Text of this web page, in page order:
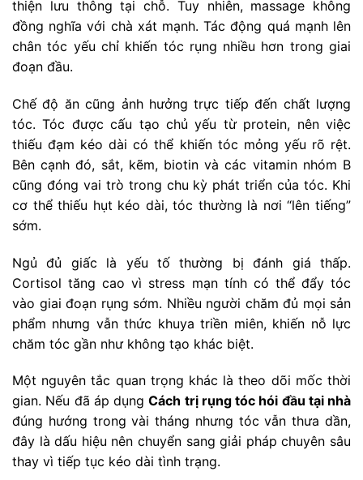
thiện lưu thông tại chỗ. Tuy nhiên, massage không
đồng nghĩa với chà xát mạnh. Tác động quá mạnh lên
chân tóc yếu chỉ khiến tóc rụng nhiều hơn trong giai
đoạn đầu.
Chế độ ăn cũng ảnh hưởng trực tiếp đến chất lượng
tóc. Tóc được cấu tạo chủ yếu từ protein, nên việc
thiếu đạm kéo dài có thể khiến tóc mỏng yếu rõ rệt.
Bên cạnh đó, sắt, kẽm, biotin và các vitamin nhóm B
cũng đóng vai trò trong chu kỳ phát triển của tóc. Khi
cơ thể thiếu hụt kéo dài, tóc thường là nơi “lên tiếng”
sớm.
Ngủ đủ giấc là yếu tố thường bị đánh giá thấp.
Cortisol tăng cao vì stress mạn tính có thể đẩy tóc
vào giai đoạn rụng sớm. Nhiều người chăm đủ mọi sản
phẩm nhưng vẫn thức khuya triền miên, khiến nỗ lực
chăm tóc gần như không tạo khác biệt.
Một nguyên tắc quan trọng khác là theo dõi mốc thời
gian. Nếu đã áp dụngCách trị rụng tóc hói đầu tại nhà
đúng hướng trong vài tháng nhưng tóc vẫn thưa dần,
đây là dấu hiệu nên chuyển sang giải pháp chuyên sâu
thay vì tiếp tục kéo dài tình trạng.